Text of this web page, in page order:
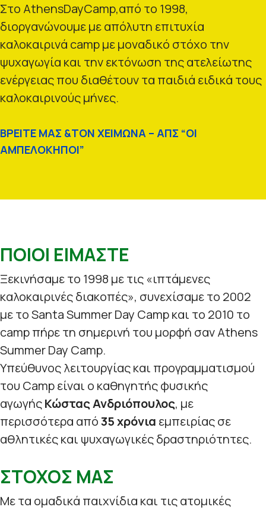
Στο AthensDayCamp,από το 1998,
διοργανώνουμε με απόλυτη επιτυχία
καλοκαιρινά camp με μοναδικό στόχο την
ψυχαγωγία και την εκτόνωση της ατελείωτης
ενέργειας που διαθέτουν τα παιδιά ειδικά τους
καλοκαιρινούς μήνες.
ΒΡΕΙΤΕ ΜΑΣ &ΤΟΝ ΧΕΙΜΩΝΑ – ΑΠΣ “ΟΙ
ΑΜΠΕΛΟΚΗΠΟΙ”
ΠΟΙΟΙ ΕΙΜΑΣΤΕ
Ξεκινήσαμε το 1998 με τις «ιπτάμενες
καλοκαιρινές διακοπές», συνεχίσαμε το 2002
με το Santa Summer Day Camp και το 2010 το
camp πήρε τη σημερινή του μορφή σαν Athens
Summer Day Camp.
Υπεύθυνος λειτουργίας και προγραμματισμού
του Camp είναι ο καθηγητής φυσικής
αγωγήςΚώστας Ανδριόπουλος, με
περισσότερα από35 χρόνια εμπειρίας σε
αθλητικές και ψυχαγωγικές δραστηριότητες.
ΣΤΟΧΟΣ ΜΑΣ
Με τα ομαδικά παιχνίδια και τις ατομικές